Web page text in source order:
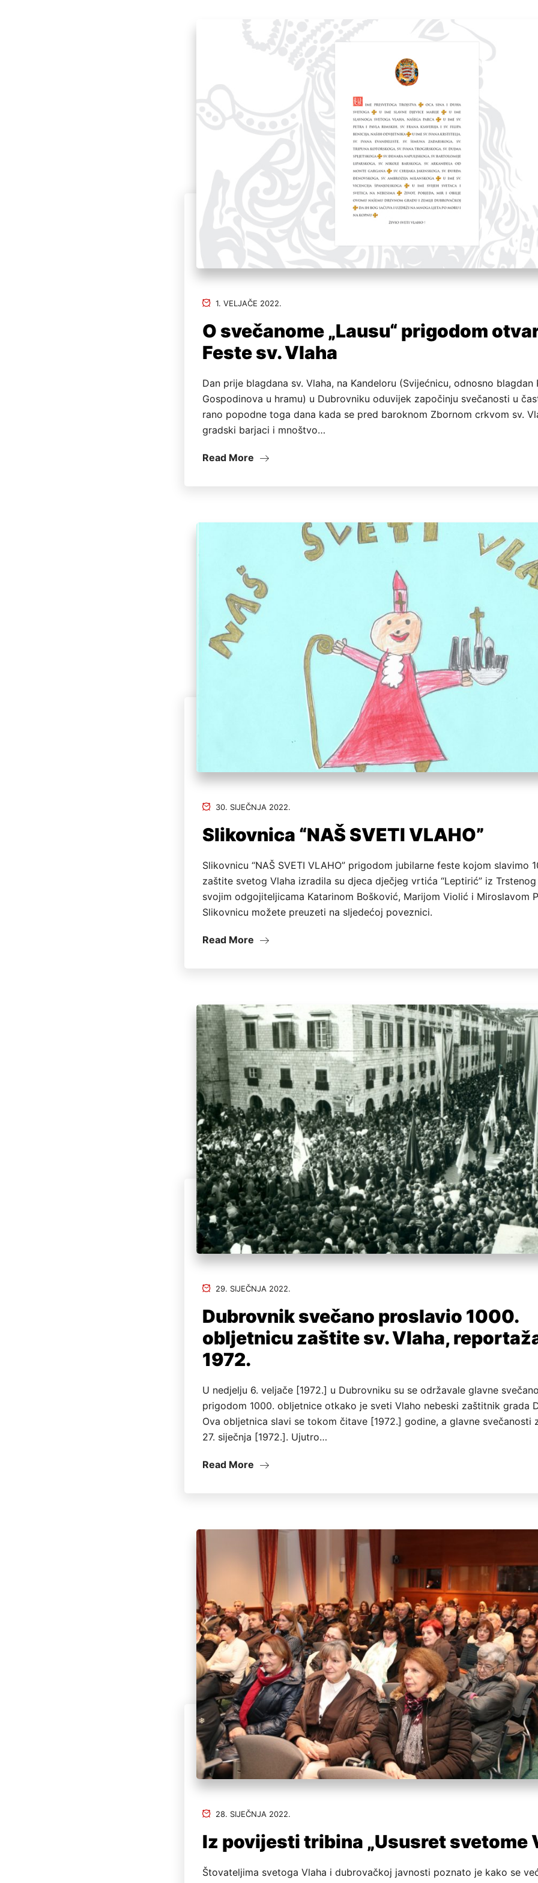
1. VELJAČE 2022.
O svečanome „Lausu“ prigodom
Feste sv. Vlaha
Dan prije blagdana sv. Vlaha, na Kandeloru (Svijećnicu, odnosno blagdan
Gospodinova u hramu) u Dubrovniku oduvijek započinju svečanosti u
rano popodne toga dana kada se pred baroknom Zbornom crkvom sv.
gradski barjaci i mnoštvo…
Read More
30. SIJEČNJA 2022.
Slikovnica “NAŠ SVETI VLAHO”
Slikovnicu “NAŠ SVETI VLAHO” prigodom jubilarne feste kojom slavimo
zaštite svetog Vlaha izradila su djeca dječjeg vrtića “Leptirić” iz
svojim odgojiteljicama Katarinom Bošković, Marijom Violić i Miroslavom
Slikovnicu možete preuzeti na sljedećoj poveznici.
Read More
29. SIJEČNJA 2022.
Dubrovnik svečano proslavio 1000.
obljetnicu zaštite sv. Vlaha,
1972.
U nedjelju 6. veljače [1972.] u Dubrovniku su se održavale glavne
prigodom 1000. obljetnice otkako je sveti Vlaho nebeski zaštitnik grada
Ova obljetnica slavi se tokom čitave [1972.] godine, a glavne svečanosti
27. siječnja [1972.]. Ujutro…
Read More
28. SIJEČNJA 2022.
Iz povijesti tribina „Ususret svetome
Štovateljima svetoga Vlaha i dubrovačkoj javnosti poznato je kako se